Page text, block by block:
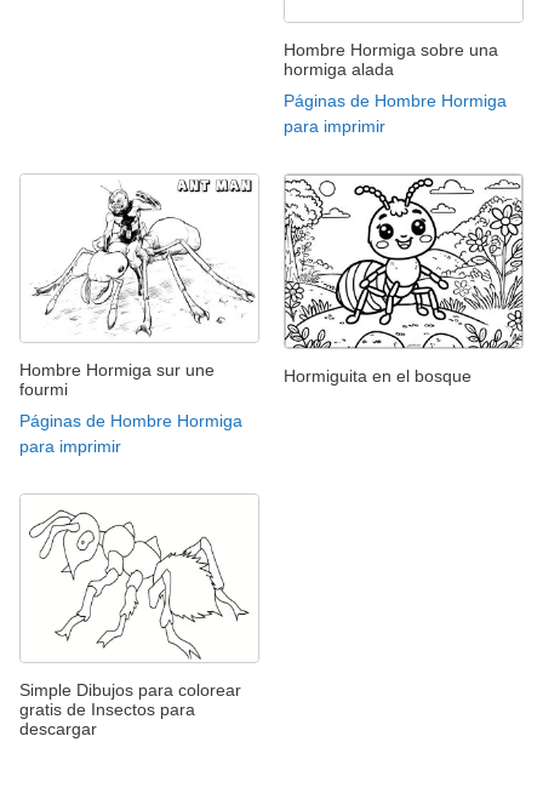
Hombre Hormiga sobre una
hormiga alada
Páginas de Hombre Hormiga
para imprimir
Hombre Hormiga sur une
fourmi
Páginas de Hombre Hormiga
para imprimir
Hormiguita en el bosque
Simple Dibujos para colorear
gratis de Insectos para
descargar